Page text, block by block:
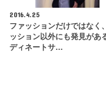
2016.4.25
ファッションだけではなく
ッション以外にも発見があ
ディネートサ…